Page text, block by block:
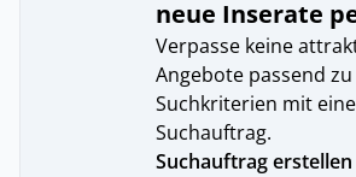
neue Inserate
Verpasse keine
Angebote passend
Suchkriterien mit
Suchauftrag.
Suchauftrag erstellen